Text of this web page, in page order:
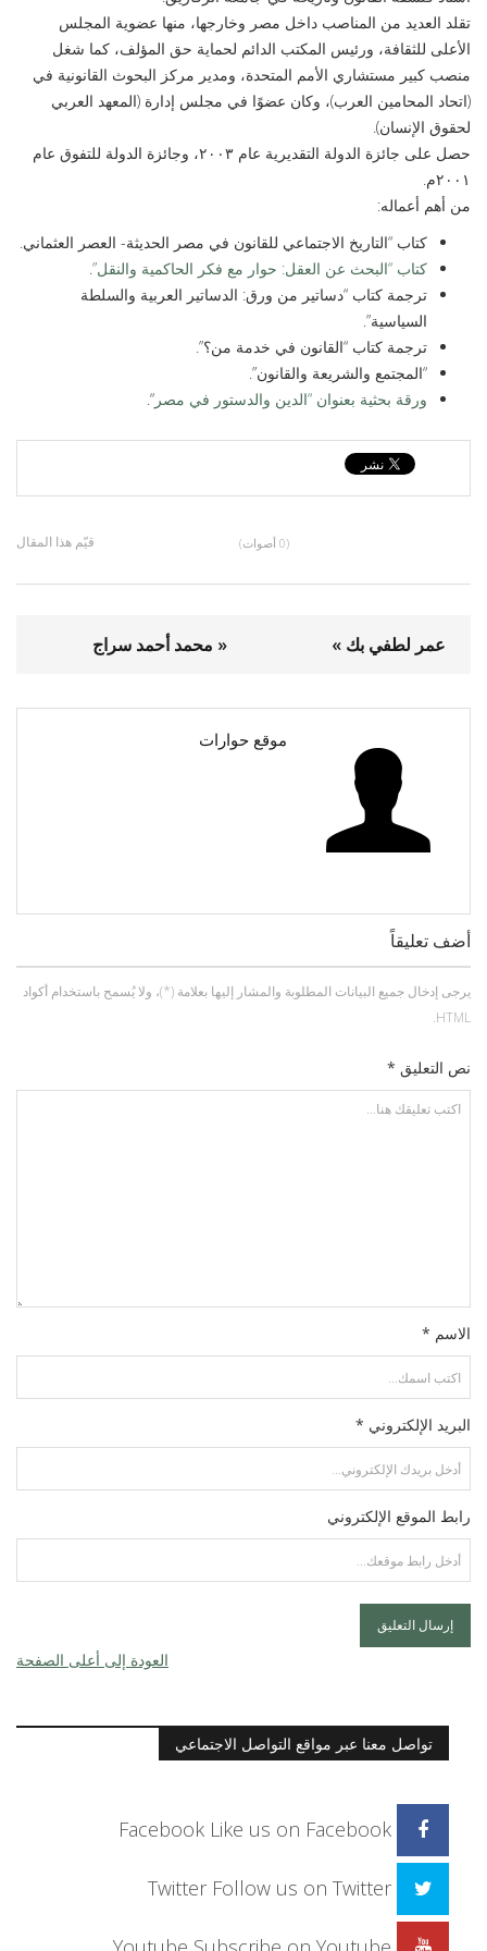
تقلد العديد من المناصب داخل مصر وخارجها، منها عضوية المجلس
الأعلى للثقافة، ورئيس المكتب الدائم لحماية حق المؤلف، كما شغل
منصب كبير مستشاري الأمم المتحدة، ومدير مركز البحوث القانونية في
(اتحاد المحامين العرب)، وكان عضوًا في مجلس إدارة (المعهد العربي
لحقوق الإنسان).
حصل على جائزة الدولة التقديرية عام ٢٠٠٣، وجائزة الدولة للتفوق عام
٢٠٠١م.
من أهم أعماله:
كتاب “التاريخ الاجتماعي للقانون في مصر الحديثة- العصر العثماني.
كتاب “البحث عن العقل: حوار مع فكر الحاكمية والنقل”.
ترجمة كتاب “دساتير من ورق: الدساتير العربية والسلطة
السياسية”.
ترجمة كتاب “القانون في خدمة من؟”.
“المجتمع والشريعة والقانون”.
ورقة بحثية بعنوان “الدين والدستور في مصر “.
قيّم هذا المقال (0 أصوات)
« محمد أحمد سراج عمر لطفي بك »
موقع حوارات
أضف تعليقاً
يرجى إدخال جميع البيانات المطلوبة والمشار إليها بعلامة (*)، ولا يُسمح باستخدام أكواد
HTML.
نص التعليق *
الاسم *
البريد الإلكتروني *
رابط الموقع الإلكتروني
العودة إلى أعلى الصفحة
تواصل معنا عبر مواقع التواصل الاجتماعي
Facebook Like us on Facebook
Twitter Follow us on Twitter